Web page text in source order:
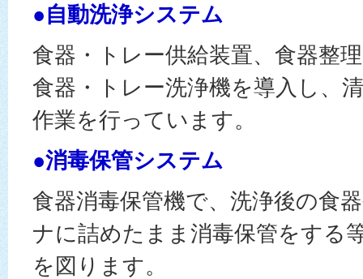
●自動洗浄システム
食器・トレー供給装置、食器整
食器・トレー洗浄機を導入し、
作業を行っています。
●消毒保管システム
食器消毒保管機で、洗浄後の食
ナに詰めたまま消毒保管をする
を図ります。